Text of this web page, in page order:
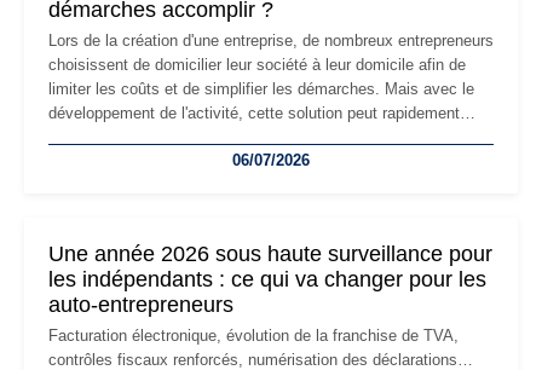
démarches accomplir ?
Lors de la création d'une entreprise, de nombreux entrepreneurs
choisissent de domicilier leur société à leur domicile afin de
limiter les coûts et de simplifier les démarches. Mais avec le
développement de l'activité, cette solution peut rapidement
professionnels, recrutement, image de marque… Le
06/07/2026
Une année 2026 sous haute surveillance pour
les indépendants : ce qui va changer pour les
auto-entrepreneurs
Facturation électronique, évolution de la franchise de TVA,
contrôles fiscaux renforcés, numérisation des déclarations…